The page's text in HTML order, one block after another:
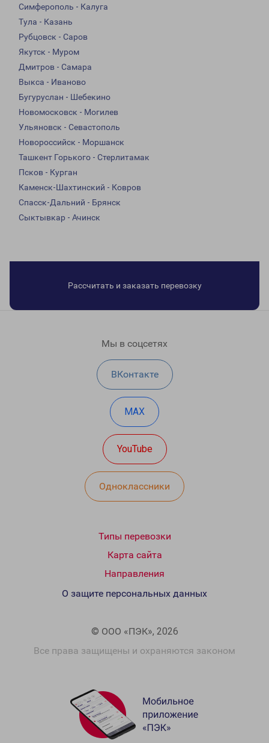
Симферополь - Калуга
Тула - Казань
Рубцовск - Саров
Якутск - Муром
Дмитров - Самара
Выкса - Иваново
Бугуруслан - Шебекино
Новомосковск - Могилев
Ульяновск - Севастополь
Новороссийск - Моршанск
Ташкент Горького - Стерлитамак
Псков - Курган
Каменск-Шахтинский - Ковров
Спасск-Дальний - Брянск
Сыктывкар - Ачинск
Рассчитать и заказать перевозку
Мы в соцсетях
ВКонтакте
MAX
YouTube
Одноклассники
Типы перевозки
Карта сайта
Направления
© ООО «ПЭК», 2026
Все права защищены и охраняются законом
О защите персональных данных